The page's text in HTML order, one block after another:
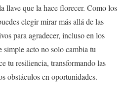
llave que la hace florecer. Como los
elegir mirar más allá de las
para agradecer, incluso en los
simple acto no solo cambia tu
tu resiliencia, transformando las
obstáculos en oportunidades.